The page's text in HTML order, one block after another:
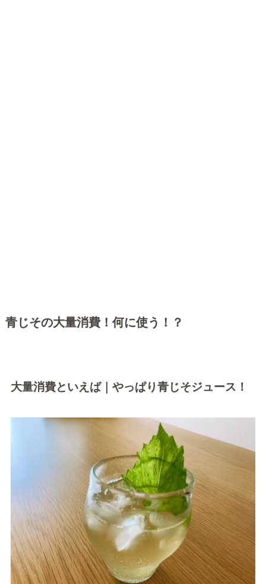
青じその大量消費！何に使う！？
大量消費といえば｜やっぱり青じそジュース！